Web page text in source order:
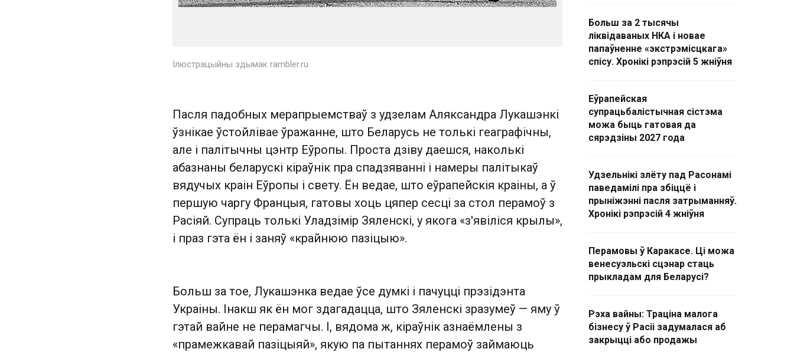
Ілюстрацыйны здымак rambler.ru
Пасля падобных мерапрыемстваў з удзелам Аляксандра Лукашэнкі
ўзнікае ўстойлівае ўражанне, што Беларусь не толькі геаграфічны,
але і палітычны цэнтр Еўропы. Проста дзіву даешся, наколькі
абазнаны беларускі кіраўнік пра спадзяванні і намеры палітыкаў
вядучых краін Еўропы і свету. Ён ведае, што еўрапейскія краіны, а ў
першую чаргу Францыя, гатовы хоць цяпер сесці за стол перамоў з
Расіяй. Супраць толькі Уладзімір Зяленскі, у якога «з'явіліся крылы»,
і праз гэта ён і заняў «крайнюю пазіцыю».
Больш за тое, Лукашэнка ведае ўсе думкі і пачуцці прэзідэнта
Украіны. Інакш як ён мог здагадацца, што Зяленскі зразумеў — яму ў
гэтай вайне не перамагчы. І, вядома ж, кіраўнік азнаёмлены з
«прамежкавай пазіцыяй», якую па пытаннях перамоў займаюць
Больш за 2 тысячы
ліквідаваных НКА і новае
папаўненне «экстрэмісцкага»
спісу. Хронікі рэпрэсій 5 жніўня
Еўрапейская
супрацьбалістычная сістэма
можа быць гатовая да
сярэдзіны 2027 года
Удзельнікі злёту пад Расонамі
паведамілі пра збіццё і
прыніжэнні пасля затрыманняў.
Хронікі рэпрэсій 4 жніўня
Перамовы ў Каракасе. Ці можа
венесуэльскі сцэнар стаць
прыкладам для Беларусі?
Рэха вайны: Траціна малога
бізнесу ў Расіі задумалася аб
закрыцці або продажы